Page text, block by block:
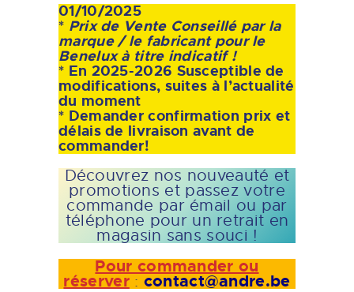
01/10/2025
* Prix de Vente Conseillé par la
marque / le fabricant pour le
Benelux à titre indicatif !
* En 2025-2026 Susceptible de
modifications, suites à l’actualité
du moment
* Demander confirmation prix et
délais de livraison avant de
commander!
Découvrez nos nouveauté et
promotions et passez votre
commande par émail ou par
téléphone pour un retrait en
magasin sans souci !
Pour commander ou
réserver : contact@andre.be